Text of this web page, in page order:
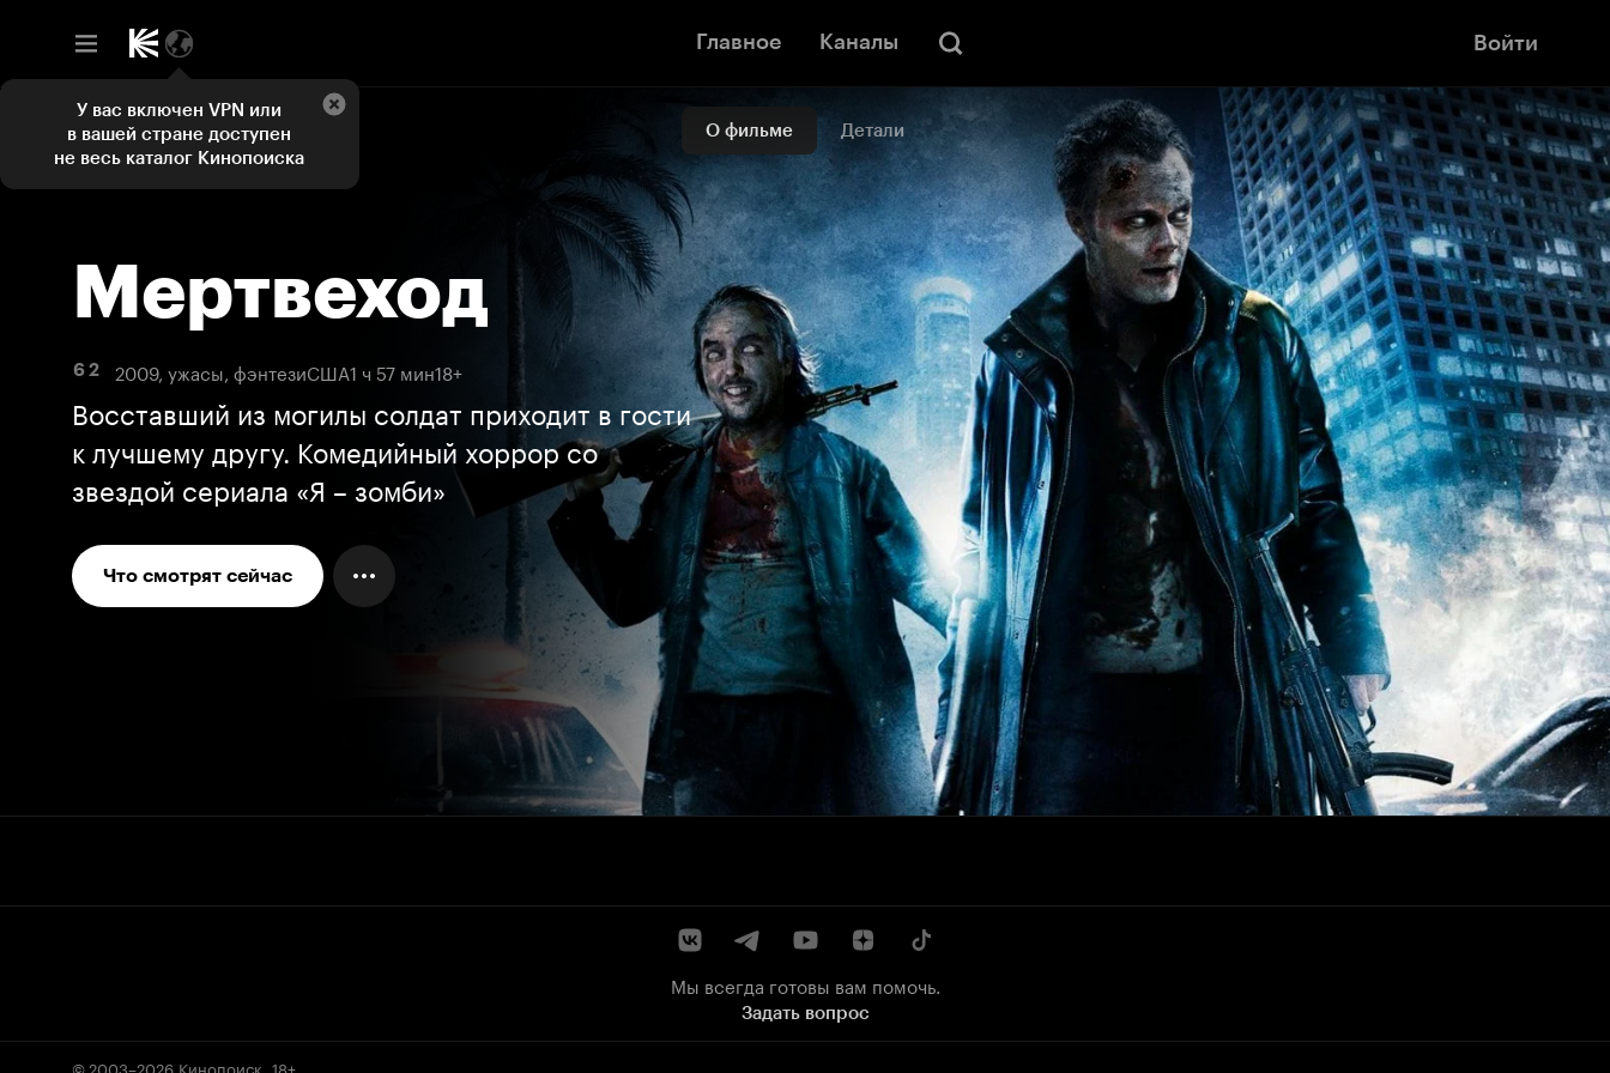
Главное Каналы Войти
О фильме Детали
Мертвеход
6 2 2009, ужасы, фэнтезиСША1 ч 57 мин18+
Восставший из могилы солдат приходит в гости
к лучшему другу. Комедийный хоррор со
звездой сериала «Я – зомби»
Что смотрят сейчас
Мы всегда готовы вам помочь.
Задать вопрос
© 2003–2026 Кинопоиск 18+
У вас включен VPN или
в вашей стране доступен
не весь каталог Кинопоиска